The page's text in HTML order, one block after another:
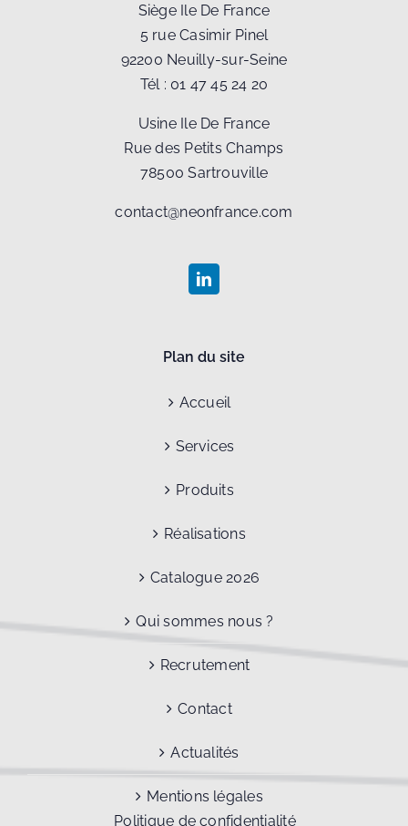
Siège Ile De France
5 rue Casimir Pinel
92200 Neuilly-sur-Seine
Tél : 01 47 45 24 20
Usine Ile De France
Rue des Petits Champs
78500 Sartrouville
contact@neonfrance.com
Plan du site
Accueil
Services
Produits
Réalisations
Catalogue 2026
Qui sommes nous ?
Recrutement
Contact
Actualités
Mentions légales
Politique de confidentialité